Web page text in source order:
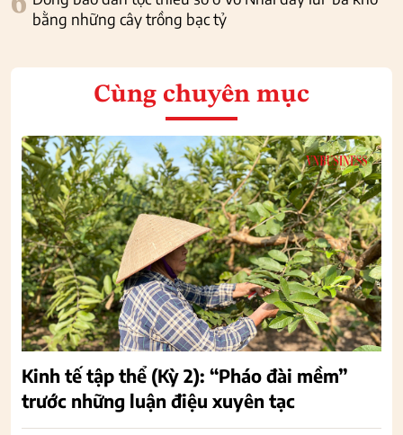
bằng những cây trồng bạc tỷ
Cùng chuyên mục
Kinh tế tập thể (Kỳ 2): “Pháo đài mềm”
trước những luận điệu xuyên tạc